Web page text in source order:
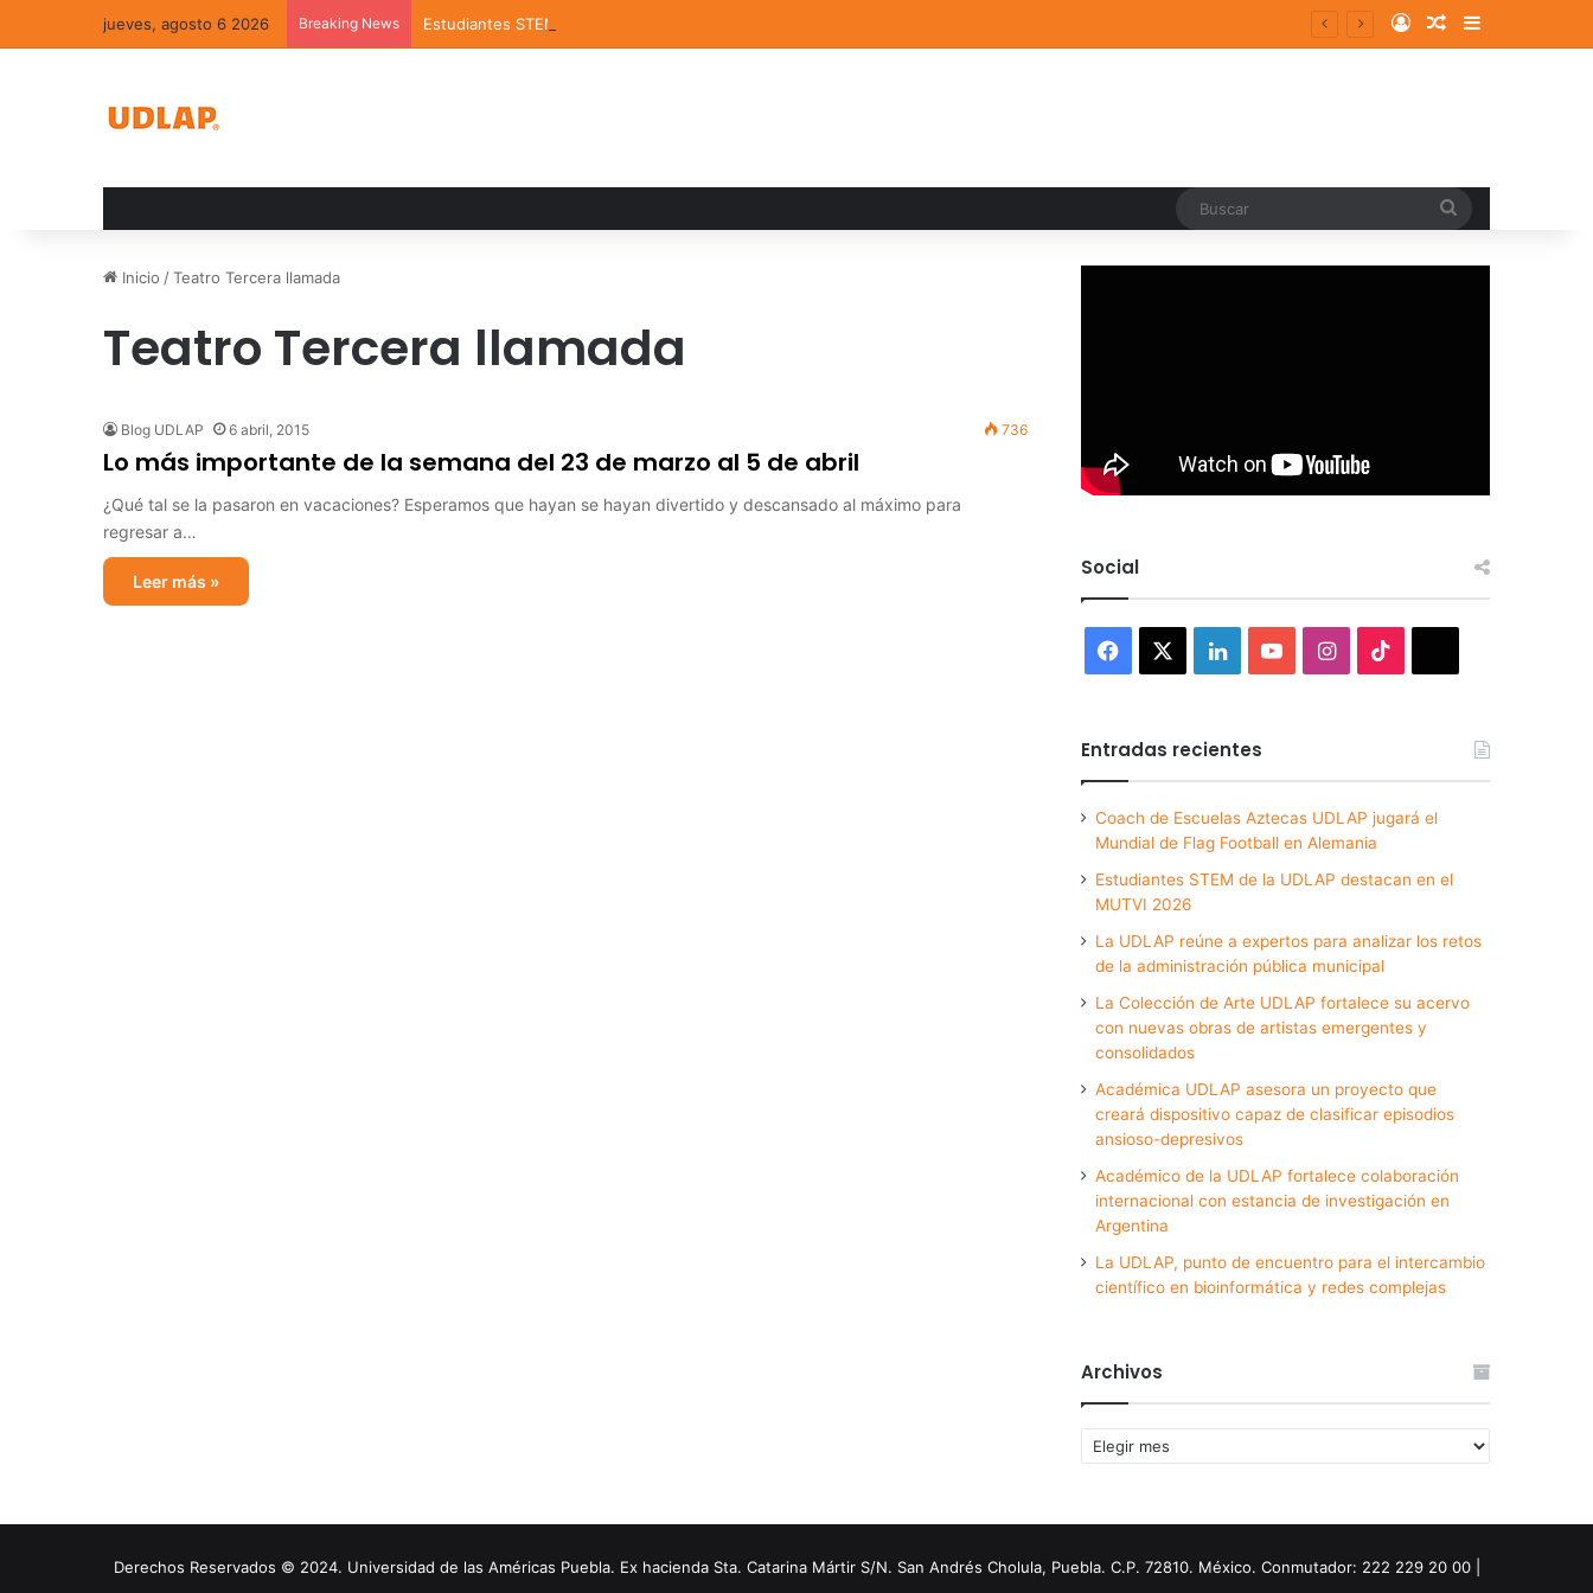
jueves, agosto 6 2026 Breaking News Estudiantes STEM de la UDLAP destacan en el MUTVI 2026 Log InRandom Article
Sidebar
Inicio /Teatro Tercera llamada
Teatro Tercera llamada
Blog UDLAP 6 abril, 2015 736
Lo más importante de la semana del 23 de marzo al 5 de abril
¿Qué tal se la pasaron en vacaciones? Esperamos que hayan se hayan divertido y descansado al máximo para
regresar a…
Leer más »
Social
Facebook LinkedInYouTubeInstagram
Entradas recientes
Coach de Escuelas Aztecas UDLAP jugará el
Mundial de Flag Football en Alemania
Estudiantes STEM de la UDLAP destacan en el
MUTVI 2026
La UDLAP reúne a expertos para analizar los retos
de la administración pública municipal
La Colección de Arte UDLAP fortalece su acervo
con nuevas obras de artistas emergentes y
consolidados
Académica UDLAP asesora un proyecto que
creará dispositivo capaz de clasificar episodios
ansioso-depresivos
Académico de la UDLAP fortalece colaboración
internacional con estancia de investigación en
Argentina
La UDLAP, punto de encuentro para el intercambio
científico en bioinformática y redes complejas
Archivos
Archivos
Derechos Reservados © 2024. Universidad de las Américas Puebla. Ex hacienda Sta. Catarina Mártir S/N. San Andrés Cholula, Puebla. C.P. 72810. México. Conmutador: 222 229 20 00 |